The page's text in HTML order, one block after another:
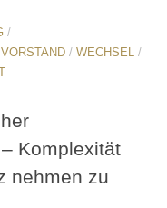
/
VORSTAND / WECHSEL /
Komplexität
nehmen zu